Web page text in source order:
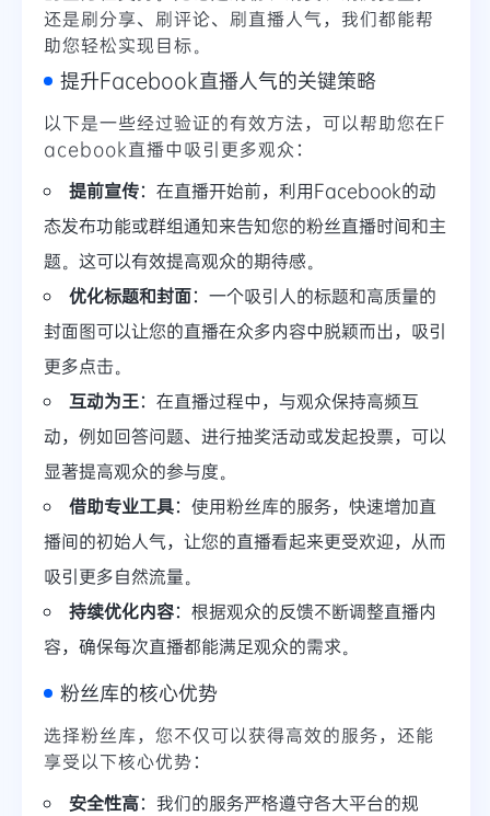
还是刷分享、刷评论、刷直播人气，我们都能帮
助您轻松实现目标。
提升Facebook直播人气的关键策略
以下是一些经过验证的有效方法，可以帮助您在F
acebook直播中吸引更多观众：
提前宣传：在直播开始前，利用Facebook的动
态发布功能或群组通知来告知您的粉丝直播时间和主
题。这可以有效提高观众的期待感。
优化标题和封面：一个吸引人的标题和高质量的
封面图可以让您的直播在众多内容中脱颖而出，吸引
更多点击。
互动为王：在直播过程中，与观众保持高频互
动，例如回答问题、进行抽奖活动或发起投票，可以
显著提高观众的参与度。
借助专业工具：使用粉丝库的服务，快速增加直
播间的初始人气，让您的直播看起来更受欢迎，从而
吸引更多自然流量。
持续优化内容：根据观众的反馈不断调整直播内
容，确保每次直播都能满足观众的需求。
粉丝库的核心优势
选择粉丝库，您不仅可以获得高效的服务，还能
享受以下核心优势：
安全性高：我们的服务严格遵守各大平台的规